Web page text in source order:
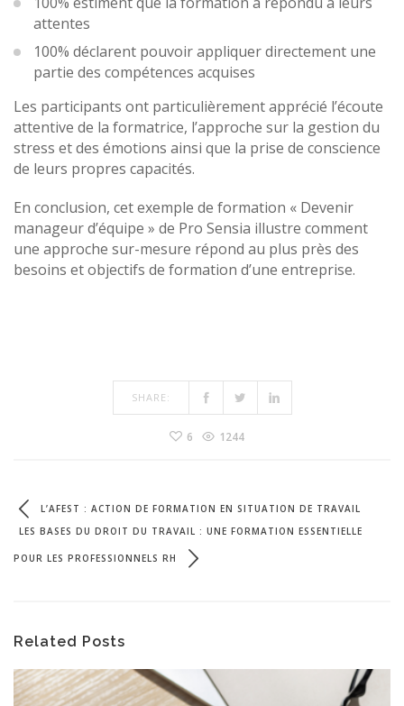
attentes
100% déclarent pouvoir appliquer directement une
partie des compétences acquises
Les participants ont particulièrement apprécié l’écoute
attentive de la formatrice, l’approche sur la gestion du
stress et des émotions ainsi que la prise de conscience
de leurs propres capacités.
En conclusion, cet exemple de formation « Devenir
manageur d’équipe » de Pro Sensia illustre comment
une approche sur-mesure répond au plus près des
besoins et objectifs de formation d’une entreprise.
SHARE:
6 1244
L’AFEST : ACTION DE FORMATION EN SITUATION DE TRAVAIL
LES BASES DU DROIT DU TRAVAIL : UNE FORMATION ESSENTIELLE
POUR LES PROFESSIONNELS RH
Related Posts